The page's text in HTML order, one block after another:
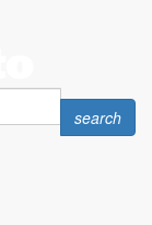
Search
search